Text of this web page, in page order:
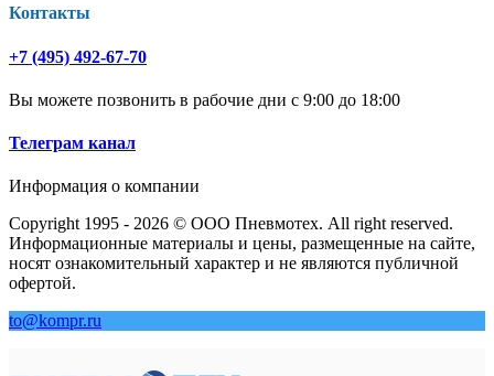
Контакты
+7 (495) 492-67-70
Вы можете позвонить в рабочие дни с 9:00 до 18:00
Телеграм канал
Информация о компании
Copyright 1995 - 2026 © ООО Пневмотех. All right reserved.
Информационные материалы и цены, размещенные на сайте,
носят ознакомительный характер и не являются публичной
офертой.
to@kompr.ru